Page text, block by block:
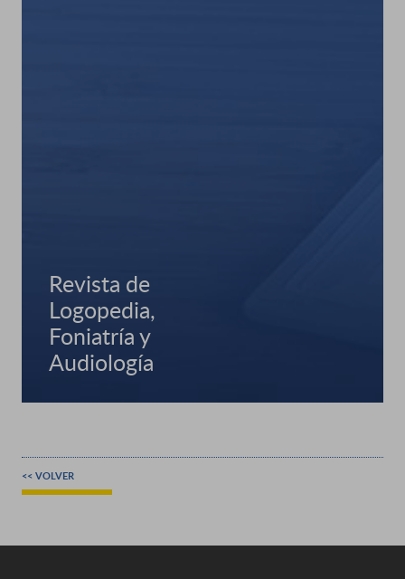
Revista de
Logopedia,
Foniatría y
Audiología
<< VOLVER